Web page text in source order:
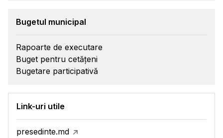
Bugetul municipal
Rapoarte de executare
Buget pentru cetățeni
Bugetare participativă
Link-uri utile
presedinte.md